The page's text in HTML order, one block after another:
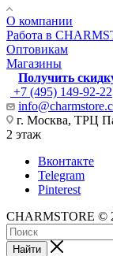
О компании
Работа в
Оптовикам
Магазины
Получить
+7 (495) 149-92-22
г. Москва, ТРЦ
2 этаж
Вконтакте
Telegram
Pinterest
CHARMSTORE ©
Найти